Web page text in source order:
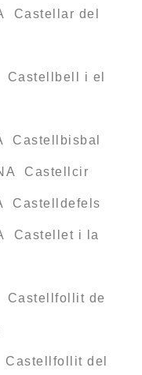
Castellar del
Castellbell i el
Castellbisbal
Castellcir
Castelldefels
Castellet i la
Castellfollit de
del